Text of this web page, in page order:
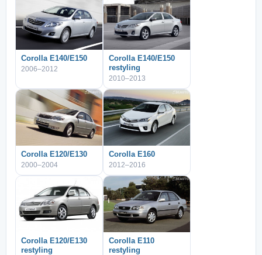
Corolla E140/E150
2006–2012
Corolla E140/E150
restyling
2010–2013
Corolla E120/E130
2000–2004
Corolla E160
2012–2016
Corolla E120/E130
restyling
Corolla E110
restyling